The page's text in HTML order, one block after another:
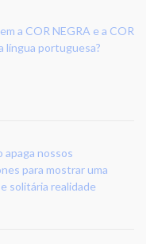
a COR NEGRA e a COR
língua portuguesa?
apaga nossos
para mostrar uma
solitária realidade